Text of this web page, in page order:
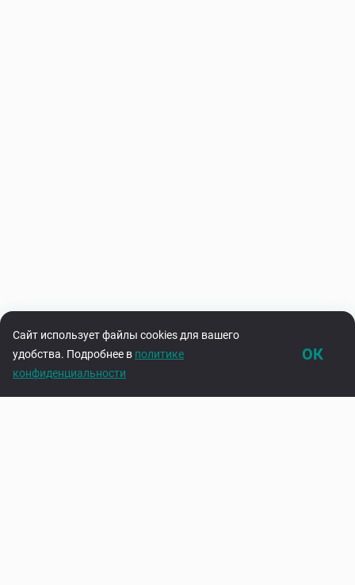
Сайт использует файлы cookies для вашего
удобства. Подробнее в политике
конфиденциальности
ОК